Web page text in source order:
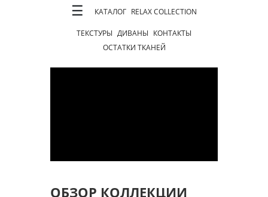
☰ КАТАЛОГ RELAX COLLECTION
ТЕКСТУРЫ ДИВАНЫ КОНТАКТЫ
ОСТАТКИ ТКАНЕЙ
ОБЗОР КОЛЛЕКЦИИ